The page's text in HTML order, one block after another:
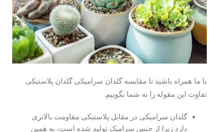
با ما همراه باشید تا مقایسه گلدان سرامیکی گلدان پلاستیکی
تفاوت این مقوله را به شما بگوییم.
گلدان سرامیکی در مقابل پلاستیکی مقاومت بالاتری
دارد زیرا از جنس سرامیک تولید شده است، به همین